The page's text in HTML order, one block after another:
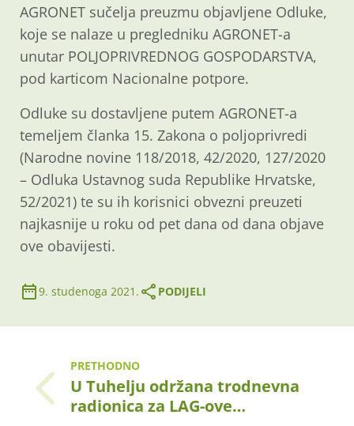
AGRONET sučelja preuzmu objavljene Odluke,
koje se nalaze u pregledniku AGRONET-a
unutar POLJOPRIVREDNOG GOSPODARSTVA,
pod karticom Nacionalne potpore.
Odluke su dostavljene putem AGRONET-a
temeljem članka 15. Zakona o poljoprivredi
(Narodne novine 118/2018, 42/2020, 127/2020
– Odluka Ustavnog suda Republike Hrvatske,
52/2021) te su ih korisnici obvezni preuzeti
najkasnije u roku od pet dana od dana objave
ove obavijesti.
9. studenoga 2021. PODIJELI
PRETHODNO
U Tuhelju održana trodnevna
radionica za LAG-ove…